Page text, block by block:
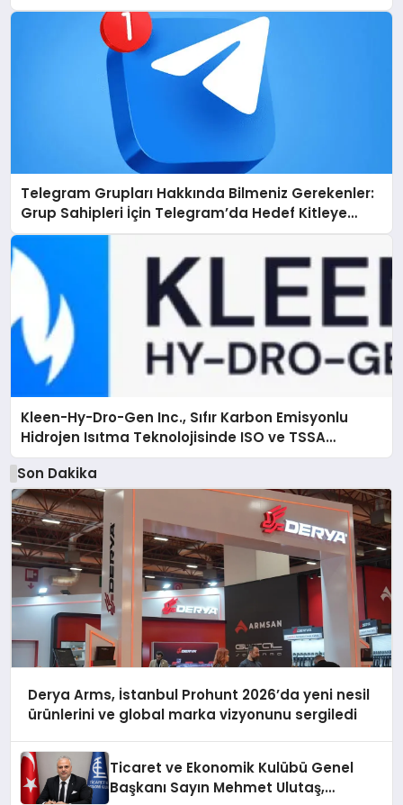
Telegram Grupları Hakkında Bilmeniz Gerekenler:
Grup Sahipleri İçin Telegram’da Hedef Kitleye
Ulaşma
Kleen-Hy-Dro-Gen Inc., Sıfır Karbon Emisyonlu
Hidrojen Isıtma Teknolojisinde ISO ve TSSA
Düzenleyici Onaylarını Aldı
Son Dakika
Derya Arms, İstanbul Prohunt 2026’da yeni nesil
ürünlerini ve global marka vizyonunu sergiledi
Ticaret ve Ekonomik Kulübü Genel
Başkanı Sayın Mehmet Ulutaş,